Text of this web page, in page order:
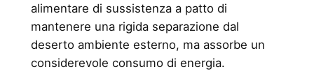
alimentare di sussistenza a patto di
mantenere una rigida separazione dal
deserto ambiente esterno, ma assorbe un
considerevole consumo di energia.